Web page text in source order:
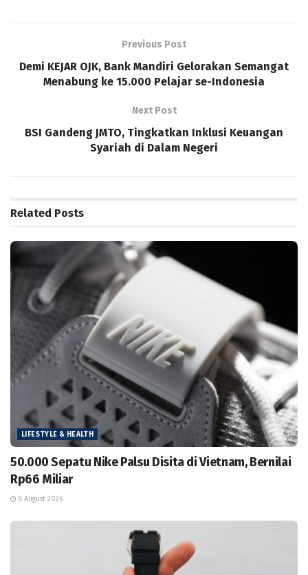
Previous Post
Demi KEJAR OJK, Bank Mandiri Gelorakan Semangat
Menabung ke 15.000 Pelajar se-Indonesia
Next Post
BSI Gandeng JMTO, Tingkatkan Inklusi Keuangan
Syariah di Dalam Negeri
Related Posts
LIFESTYLE & HEALTH
50.000 Sepatu Nike Palsu Disita di Vietnam, Bernilai
Rp66 Miliar
8 August 2026